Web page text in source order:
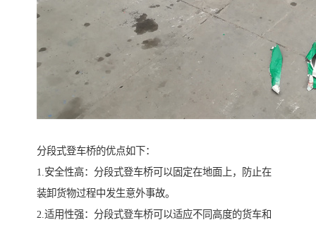
分段式登车桥的优点如下：
1.安全性高：分段式登车桥可以固定在地面上，防止在
装卸货物过程中发生意外事故。
2.适用性强：分段式登车桥可以适应不同高度的货车和